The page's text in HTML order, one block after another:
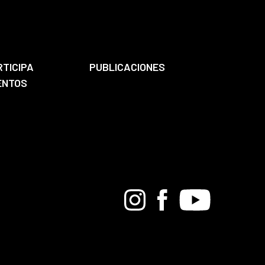
PUBLICACIONES
BandcampInstagramFacebook
Youtube